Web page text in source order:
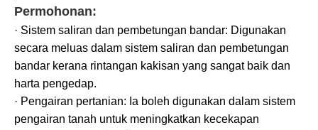
Permohonan:
· Sistem saliran dan pembetungan bandar: Digunakan
secara meluas dalam sistem saliran dan pembetungan
bandar kerana rintangan kakisan yang sangat baik dan
harta pengedap.
· Pengairan pertanian: Ia boleh digunakan dalam sistem
pengairan tanah untuk meningkatkan kecekapan